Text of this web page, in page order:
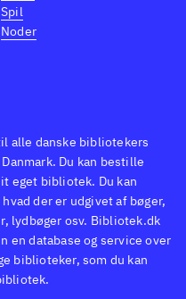
alle danske bibliotekers
Du kan bestille
eget bibliotek. Du kan
der er udgivet af bøger,
lydbøger osv. Bibliotek.dk
en database og service over
biblioteker, som du kan
Spil
Noder